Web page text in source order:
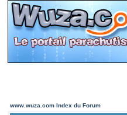
www.wuza.com Index du Forum